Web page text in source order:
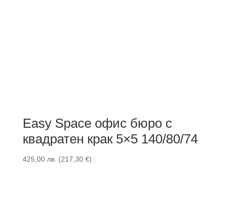
Easy Space офис бюро с
квадратен крак 5×5 140/80/74
425,00 лв. (217,30 €)